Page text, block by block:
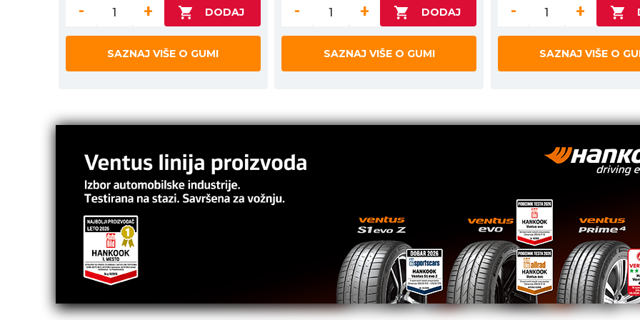
- +
SAZNAJ VIŠE O GUMI
- +
SAZNAJ VIŠE O GUMI
- +
SAZNAJ VIŠE O